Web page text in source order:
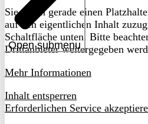
Open submenu
Sie sehen gerade einen
auf den eigentlichen Inhalt
Schaltfläche unten. Bitte
Drittanbieter weitergegeben
Mehr Informationen
Inhalt entsperren
Erforderlichen Service